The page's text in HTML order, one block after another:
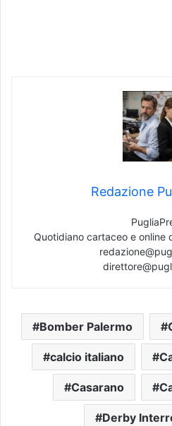
Redazione
Quotidiano cartaceo e online
Bomber Palermo
calcio italiano
Casarano
Derby